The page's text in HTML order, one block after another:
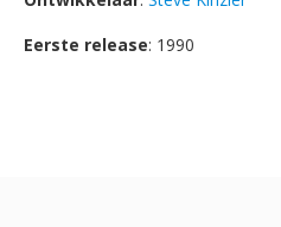
Eerste release: 1990